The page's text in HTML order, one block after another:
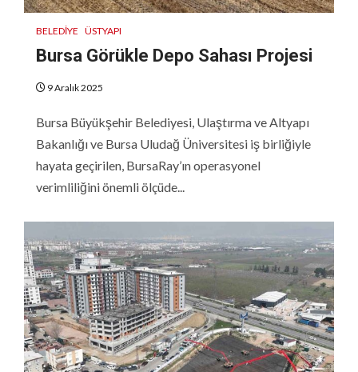
BELEDIYE ÜSTYAPI
Bursa Görükle Depo Sahası Projesi
9 Aralık 2025
Bursa Büyükşehir Belediyesi, Ulaştırma ve Altyapı
Bakanlığı ve Bursa Uludağ Üniversitesi iş birliğiyle
hayata geçirilen, BursaRay’ın operasyonel
verimliliğini önemli ölçüde...